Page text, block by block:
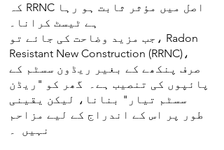
کہ RRNC اصل میں مؤثر ثابت ہو رہا
جب مزید وضاحت کی جائے تو، Radon
Resistant New Construction (RRNC)،
صرف پنکھے کے بغیر ریڈون سسٹم کے
پائپوں کی تنصیب ہے۔ گھر کو "ریڈن
سسٹم تیار" بنانا، لیکن یقینی
طور پر اس کے اندراج کے لیے مزاحم
نہیں ۔